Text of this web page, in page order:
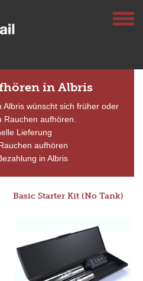
in Albris
Albris wünscht sich früher oder
Rauchen aufhören.
Lieferung
aufhören
in Albris
Basic Starter Kit (No Tank)